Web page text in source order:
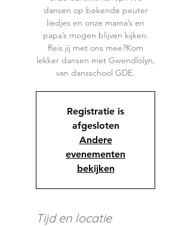
dansen op bekende peuter
liedjes en onze mama’s en
papa’s mogen blijven kijken.
Reis jij met ons mee?Kom
lekker dansen met Gwendlolyn,
van dansschool GDE.
Registratie is
afgesloten
Andere
evenementen
bekijken
Tijd en locatie